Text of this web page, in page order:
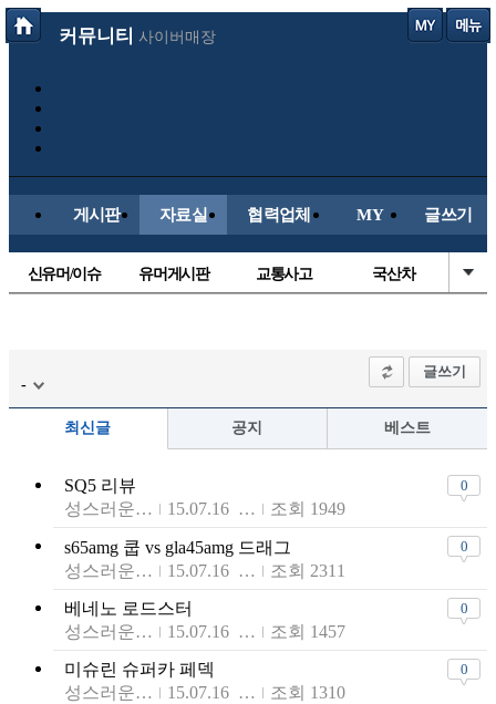
커뮤니티 사이버매장
게시판 자료실 협력업체 MY 글쓰기
신유머/이슈 유머게시판 교통사고 국산차
군사/무기
트럭/버스
장착시공사진
-
글쓰기
최신글 공지 베스트
SQ5 리뷰
성스러운좃밥
15.07.16 11:29 조회 1949
0
s65amg 쿱 vs gla45amg 드래그
성스러운좃밥
15.07.16 11:26 조회 2311
0
베네노 로드스터
성스러운좃밥
15.07.16 11:22 조회 1457
0
미슈린 슈퍼카 페덱
성스러운좃밥
15.07.16 11:13 조회 1310
0